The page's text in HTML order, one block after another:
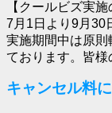
【クールビズ実施
7月1日より9月30
実施期間中は原則
ております。皆様
キャンセル料